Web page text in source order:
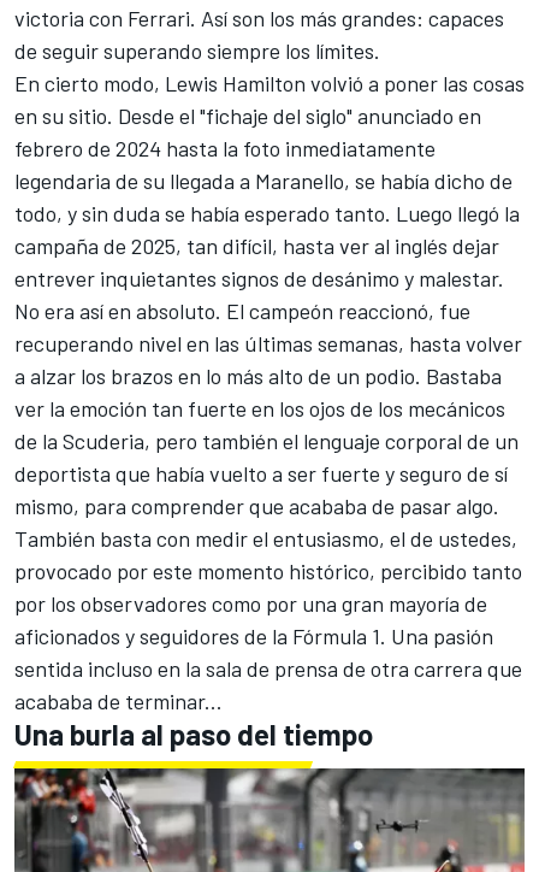
victoria con Ferrari. Así son los más grandes: capaces
de seguir superando siempre los límites.
En cierto modo, Lewis Hamilton volvió a poner las cosas
en su sitio. Desde el "fichaje del siglo" anunciado en
febrero de 2024 hasta la foto inmediatamente
legendaria de su llegada a Maranello, se había dicho de
todo, y sin duda se había esperado tanto. Luego llegó la
campaña de 2025, tan difícil, hasta ver al inglés dejar
entrever inquietantes signos de desánimo y malestar.
No era así en absoluto. El campeón reaccionó, fue
recuperando nivel en las últimas semanas, hasta volver
a alzar los brazos en lo más alto de un podio. Bastaba
ver la emoción tan fuerte en los ojos de los mecánicos
de la Scuderia, pero también el lenguaje corporal de un
deportista que había vuelto a ser fuerte y seguro de sí
mismo, para comprender que acababa de pasar algo.
También basta con medir el entusiasmo, el de ustedes,
provocado por este momento histórico, percibido tanto
por los observadores como por una gran mayoría de
aficionados y seguidores de la Fórmula 1. Una pasión
sentida incluso en la sala de prensa de otra carrera que
acababa de terminar...
Una burla al paso del tiempo